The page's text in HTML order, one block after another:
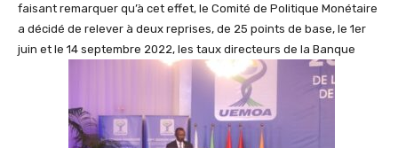
faisant remarquer qu’à cet effet, le Comité de Politique Monétaire
a décidé de relever à deux reprises, de 25 points de base, le 1er
juin et le 14 septembre 2022, les taux directeurs de la Banque